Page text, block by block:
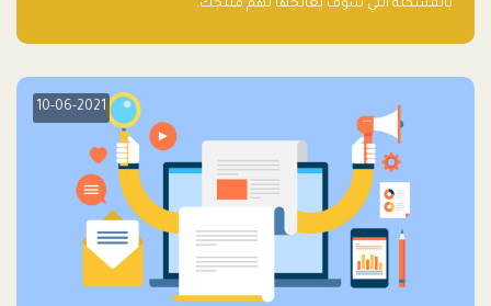
بالمشكلة التي سوف يعالجها لهم منتجك.
10-06-2021